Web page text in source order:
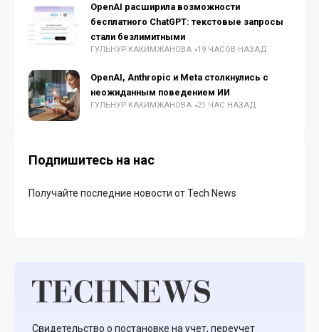
OpenAI расширила возможности
бесплатного ChatGPT: текстовые запросы
стали безлимитными
ГУЛЬНУР КАКИМЖАНОВА 19 ЧАСОВ НАЗАД
OpenAI, Anthropic и Meta столкнулись с
неожиданным поведением ИИ
ГУЛЬНУР КАКИМЖАНОВА 21 ЧАС НАЗАД
Подпишитесь на нас
Получайте последние новости от Tech News
Свидетельство о постановке на учет, переучет